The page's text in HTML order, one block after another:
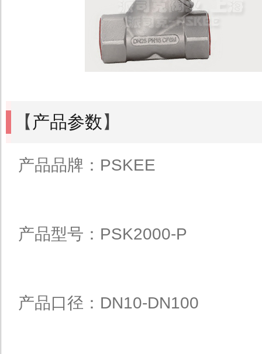
【 产品参数 】
产品品牌：PSKEE
产品型号：PSK2000-P
产品口径：DN10-DN100